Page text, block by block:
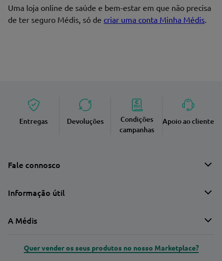
Uma loja online de saúde e bem-estar em que não precisa
de ter seguro Médis, só de criar uma conta Minha Médis.
Entregas Devoluções
Condições
campanhas
Apoio ao cliente
Fale connosco
Informação útil
A Médis
Quer vender os seus produtos no nosso Marketplace?